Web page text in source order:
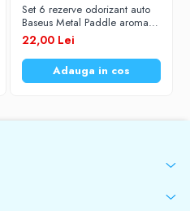
Set 6 rezerve odorizant auto
Baseus Metal Paddle aroma
trandafir
22,00 Lei
Adauga in cos